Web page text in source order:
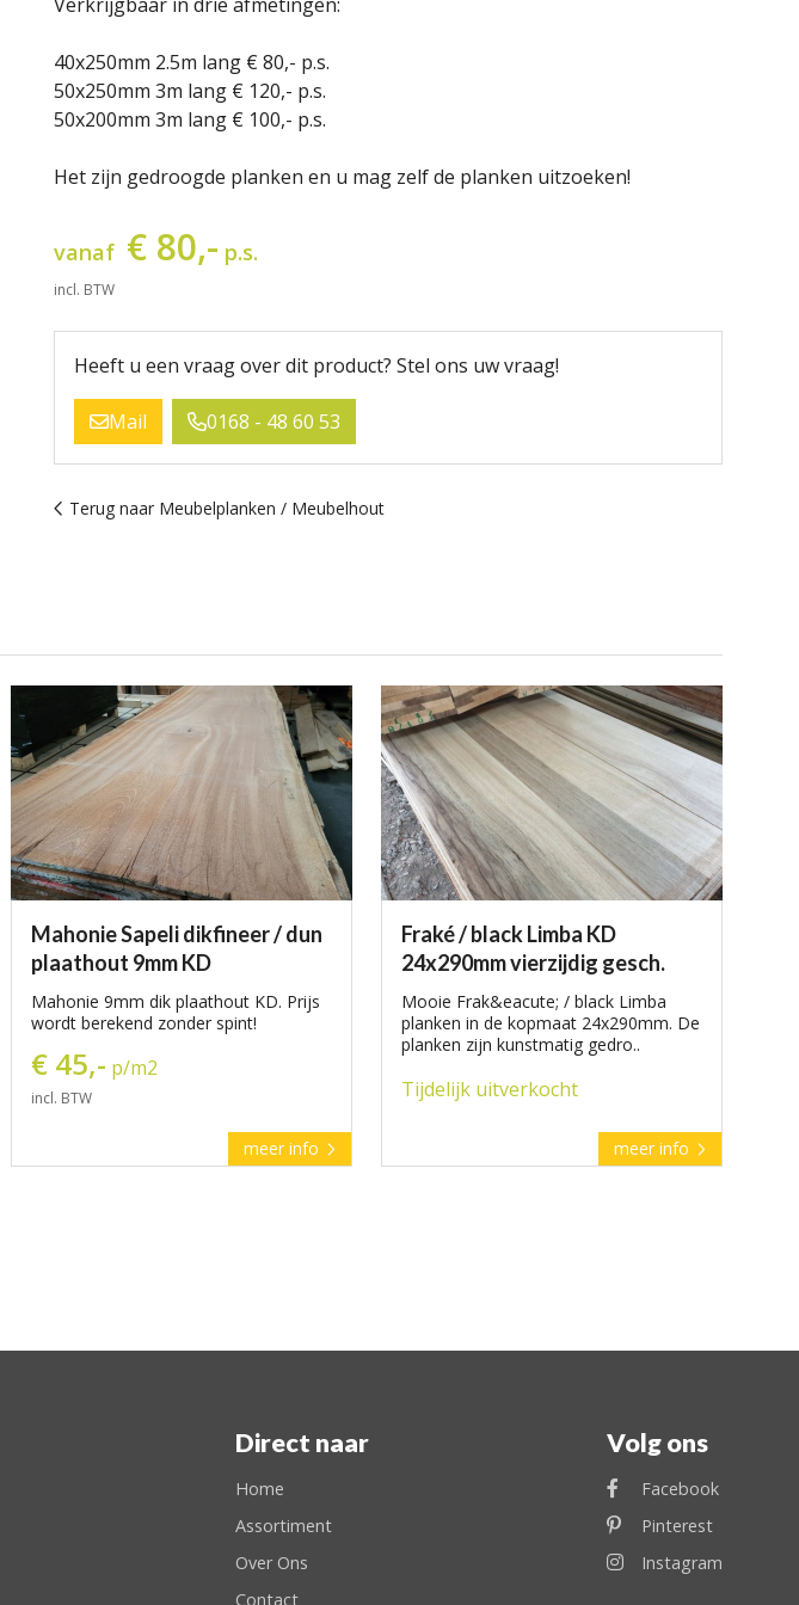
40x250mm 2.5m lang € 80,- p.s.
50x250mm 3m lang € 120,- p.s.
50x200mm 3m lang € 100,- p.s.
Het zijn gedroogde planken en u mag zelf de planken uitzoeken!
vanaf € 80,- p.s.
incl. BTW
Heeft u een vraag over dit product? Stel ons uw vraag!
Mail 0168 - 48 60 53
Terug naar Meubelplanken / Meubelhout
Mahonie Sapeli dikfineer / dun
plaathout 9mm KD
Mahonie 9mm dik plaathout KD. Prijs
wordt berekend zonder spint!
€ 45,- p/m2
incl. BTW
meer info
Fraké / black Limba KD
24x290mm vierzijdig gesch.
Mooie Frak&eacute; / black Limba
planken in de kopmaat 24x290mm. De
planken zijn kunstmatig gedro..
Tijdelijk uitverkocht
meer info
Direct naar
Home
Assortiment
Over Ons
Contact
Volg ons
Facebook
Pinterest
Instagram